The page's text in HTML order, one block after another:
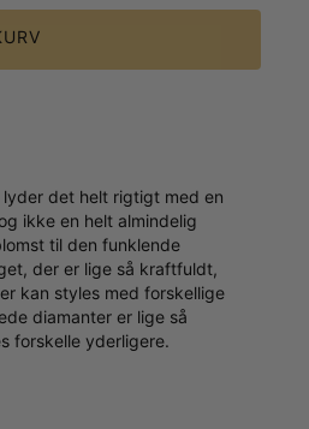
det helt rigtigt med en
ikke en helt almindelig
til den funklende
der er lige så kraftfuldt,
kan styles med forskellige
diamanter er lige så
forskelle yderligere.